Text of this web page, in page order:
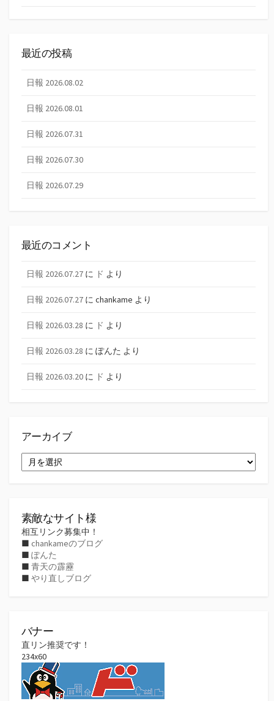
最近の投稿
日報 2026.08.02
日報 2026.08.01
日報 2026.07.31
日報 2026.07.30
日報 2026.07.29
最近のコメント
日報 2026.07.27 に ド より
日報 2026.07.27 に chankame より
日報 2026.03.28 に ド より
日報 2026.03.28 に ぽんた より
日報 2026.03.20 に ド より
アーカイブ
ー
素敵なサイト様
相互リンク募集中！
■ chankameのブログ
■ ぽんた
■ 青天の霹靂
■ やり直しブログ
バナー
直リン推奨です！
234x60